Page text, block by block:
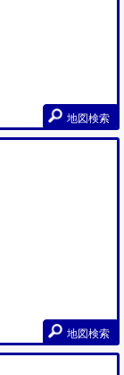
地図検索
地図検索